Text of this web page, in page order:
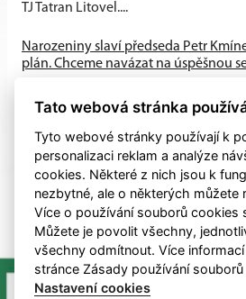
TJ Tatran Litovel....
Narozeniny slaví předseda Petr
plán. Chceme navázat na úspěšnou
výsledky. A-tým obsadil výborné 5.
Tato webová stránka
Tyto webové stránky používají k
personalizaci reklam a analýze
cookies. Některé z nich jsou k
nezbytné, ale o některých můžete
Více o používání souborů cookies
Můžete je povolit všechny,
všechny odmítnout. Více
stránce Zásady používání
Nastavení cookies